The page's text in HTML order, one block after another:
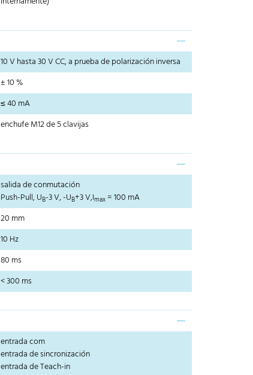
10 V hasta 30 V CC, a prueba de polarización inversa
± 10 %
≤ 40 mA
enchufe M12 de 5 clavijas
salida de conmutación
Push-Pull, UB-3 V, -UB+3 V,Imax= 100 mA
20 mm
10 Hz
80 ms
< 300 ms
entrada com
entrada de sincronización
entrada de Teach-in